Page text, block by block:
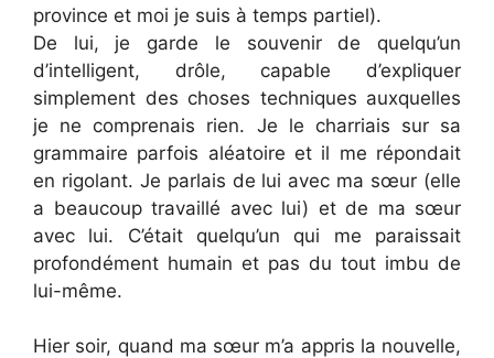
province et moi je suis à temps partiel).
De lui, je garde le souvenir de quelqu’un
d’intelligent, drôle, capable d’expliquer
simplement des choses techniques auxquelles
je ne comprenais rien. Je le charriais sur sa
grammaire parfois aléatoire et il me répondait
en rigolant. Je parlais de lui avec ma sœur (elle
a beaucoup travaillé avec lui) et de ma sœur
avec lui. C’était quelqu’un qui me paraissait
profondément humain et pas du tout imbu de
lui-même.
Hier soir, quand ma sœur m’a appris la nouvelle,